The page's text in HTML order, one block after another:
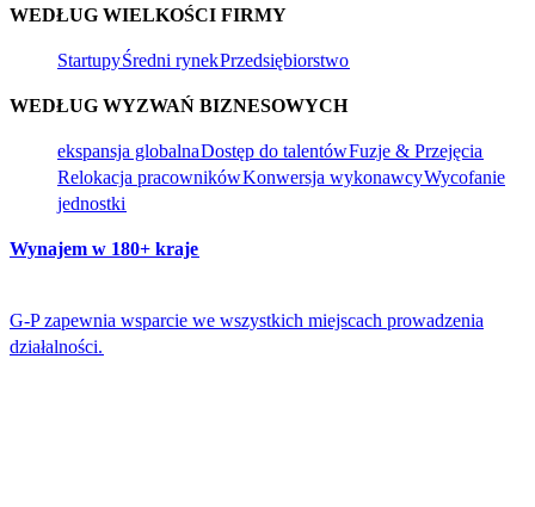
WEDŁUG WIELKOŚCI FIRMY​​
Startupy​​Średni rynek​​Przedsiębiorstwo​​
WEDŁUG WYZWAŃ BIZNESOWYCH​​
ekspansja globalna​​Dostęp do talentów​​Fuzje & Przejęcia​​
Relokacja pracowników​​Konwersja wykonawcy​​Wycofanie
jednostki​​
Wynajem w 180+ kraje​​
G-P zapewnia wsparcie we wszystkich miejscach prowadzenia
działalności.​​